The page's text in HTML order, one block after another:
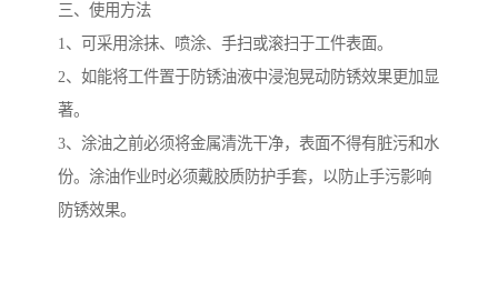
三、使用方法
1、可采用涂抹、喷涂、手扫或滚扫于工件表面。
2、如能将工件置于防锈油液中浸泡晃动防锈效果更加显
著。
3、涂油之前必须将金属清洗干净，表面不得有脏污和水
份。涂油作业时必须戴胶质防护手套，以防止手污影响
防锈效果。